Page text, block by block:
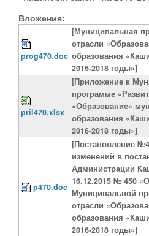
Вложения:
prog470.doc
[Муниципальная
отрасли
образования
2016-2018 годы»]
pril470.xlsx
[Приложение к
программе
«Образование»
образования
2016-2018 годы»]
p470.doc
[Постановление
изменений в
Администрации
16.12.2015 № 450
Муниципальной
отрасли
образования
2016-2018 годы»]